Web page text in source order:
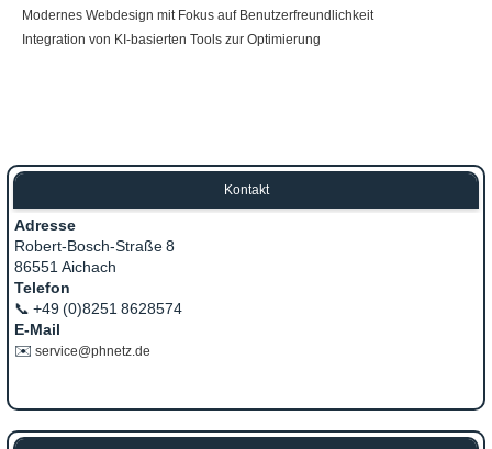
Modernes Webdesign mit Fokus auf Benutzerfreundlichkeit
Integration von KI‑basierten Tools zur Optimierung
Kontakt
Adresse
Robert‑Bosch‑Straße 8
86551 Aichach
Telefon
📞 +49 (0)8251 8628574
E‑Mail
✉️ service@phnetz.de